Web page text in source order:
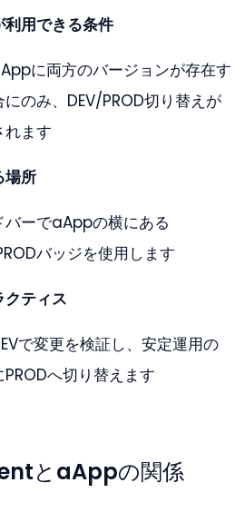
用できる条件
に両方のバージョンが存在す
にのみ、DEV/PROD切り替えが
れます
場所
バーでaAppの横にある
バッジを使用します
ティス
で変更を検証し、安定運用の
PRODへ切り替えます
とaAppの関係